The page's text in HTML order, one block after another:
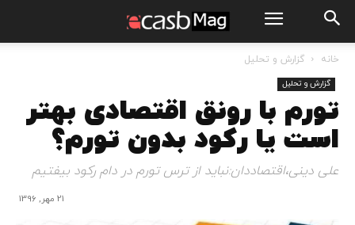
خانه گزارش و تحلیل
گزارش و تحلیل
تورم با رونق اقتصادی بهتر
است یا رکود بدون تورم؟
علی دینی،اقتصاددان:نبايد از ترس تورم در دام رکود بيفتيم
21 مهر, 1396